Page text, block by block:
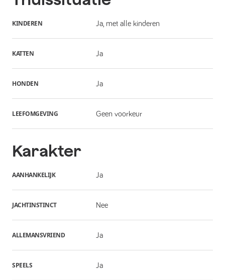
KINDEREN Ja, met alle kinderen
KATTEN Ja
HONDEN Ja
LEEFOMGEVING Geen voorkeur
Karakter
AANHANKELIJK Ja
JACHTINSTINCT Nee
ALLEMANSVRIEND Ja
SPEELS Ja